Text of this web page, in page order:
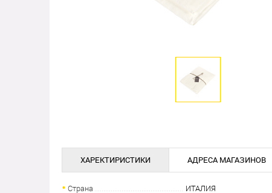
ХАРЕКТИРИСТИКИ АДРЕСА МАГАЗИНОВ
Страна ИТАЛИЯ